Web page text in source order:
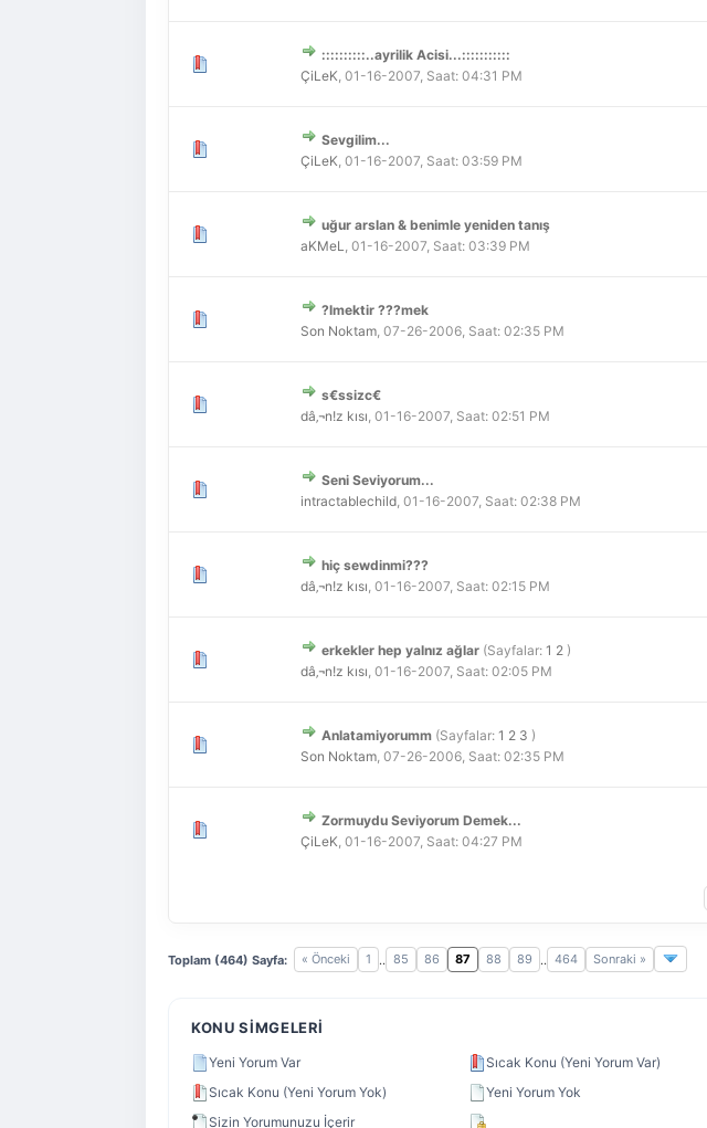
::::::::::..ayrilik Acisi...:::::::::::
ÇiLeK, 01-16-2007, Saat: 04:31 PM
Derecelendirme: 0/5 - 0 oy
12345
Sevgilim...
ÇiLeK, 01-16-2007, Saat: 03:59 PM
Derecelendirme: 0/5 - 0 oy
uğur arslan & benimle yeniden tanış
aKMeL, 01-16-2007, Saat: 03:39 PM
Derecelendirme: 0/5 - 0 oy
1234 5
?lmektir ???mek
Son Noktam, 07-26-2006, Saat: 02:35 PM
Derecelendirme: 0/5 - 0 oy
s€ssizc€
dâ‚¬n!z kısı, 01-16-2007, Saat: 02:51 PM
Derecelendirme: 0/5 - 0 oy
Seni Seviyorum...
intractablechild, 01-16-2007, Saat: 02:38 PM
Derecelendirme: 0/5 - 0 oy
1
hiç sewdinmi???
dâ‚¬n!z kısı, 01-16-2007, Saat: 02:15 PM
Derecelendirme: 0/5 - 0 oy
erkekler hep yalnız ağlar (Sayfalar: 1 2 )
dâ‚¬n!z kısı, 01-16-2007, Saat: 02:05 PM
Derecelendirme: 0/5 - 0 oy
12 345
Anlatamiyorumm (Sayfalar: 1 2 3 )
Son Noktam, 07-26-2006, Saat: 02:35 PM
Derecelendirme: 0/5 - 0 oy
1 234 5
Zormuydu Seviyorum Demek...
ÇiLeK, 01-16-2007, Saat: 04:27 PM
Derecelendirme: 0/5 - 0 oy
1 2345
Toplam (464) Sayfa: « Önceki 1 .. 85 86 87 88 89 .. 464 Sonraki »
KONU SIMGELERI
Yeni Yorum Var
Sıcak Konu (Yeni Yorum Var)
Sıcak Konu (Yeni Yorum Yok)
Yeni Yorum Yok
Sizin Yorumunuzu İçerir